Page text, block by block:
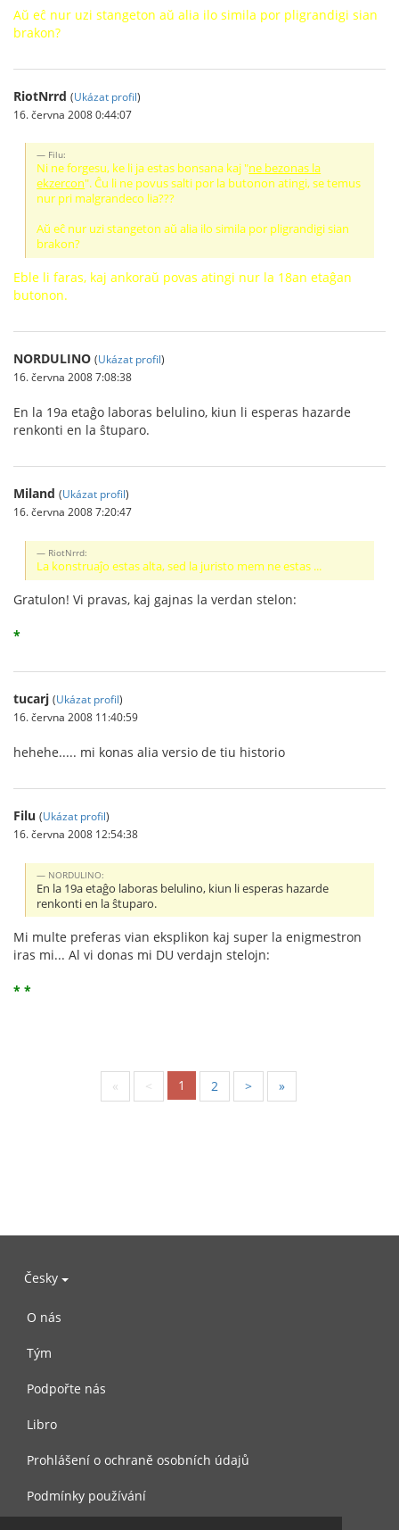
Aŭ eĉ nur uzi stangeton aŭ alia ilo simila por pligrandigi sian
brakon?
RiotNrrd (Ukázat profil)
16. června 2008 0:44:07
Filu:
Ni ne forgesu, ke li ja estas bonsana kaj "ne bezonas la
ekzercon". Ĉu li ne povus salti por la butonon atingi, se temus
nur pri malgrandeco lia???
Aŭ eĉ nur uzi stangeton aŭ alia ilo simila por pligrandigi sian
brakon?
Eble li faras, kaj ankoraŭ povas atingi nur la 18an etaĝan
butonon.
NORDULINO (Ukázat profil)
16. června 2008 7:08:38
En la 19a etaĝo laboras belulino, kiun li esperas hazarde
renkonti en la ŝtuparo.
Miland (Ukázat profil)
16. června 2008 7:20:47
RiotNrrd:
La konstruaĵo estas alta, sed la juristo mem ne estas ...
Gratulon! Vi pravas, kaj gajnas la verdan stelon:
*
tucarj (Ukázat profil)
16. června 2008 11:40:59
hehehe..... mi konas alia versio de tiu historio
Filu (Ukázat profil)
16. června 2008 12:54:38
NORDULINO:
En la 19a etaĝo laboras belulino, kiun li esperas hazarde
renkonti en la ŝtuparo.
Mi multe preferas vian eksplikon kaj super la enigmestron
iras mi... Al vi donas mi DU verdajn stelojn:
* *
« < 1 2 > »
Česky
O nás
Tým
Podpořte nás
Libro
Prohlášení o ochraně osobních údajů
Podmínky používání